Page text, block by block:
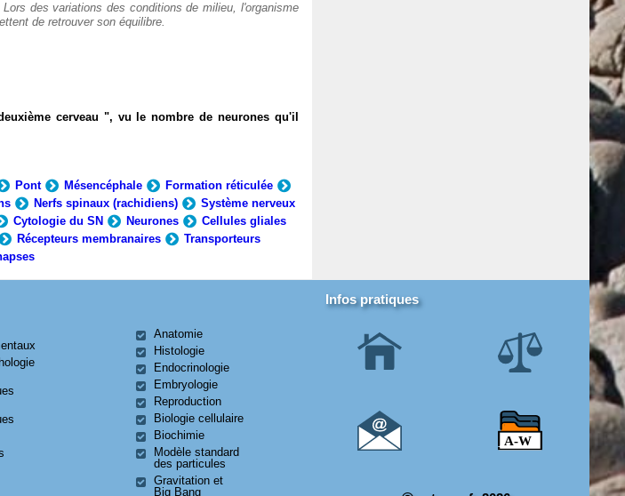
Lors des variations des conditions de milieu, l'organisme
de retrouver son équilibre.
cerveau ", vu le nombre de neurones qu'il
Pont Mésencéphale
Formation réticulée
Nerfs spinaux (rachidiens)
Système nerveux
Cytologie du SN Neurones
Cellules gliales
Récepteurs membranaires
Transporteurs
Anatomie
Histologie
Endocrinologie
Embryologie
Reproduction
Biologie cellulaire
Biochimie
Modèle standard
des particules
Gravitation et
Big Bang
Infos pratiques